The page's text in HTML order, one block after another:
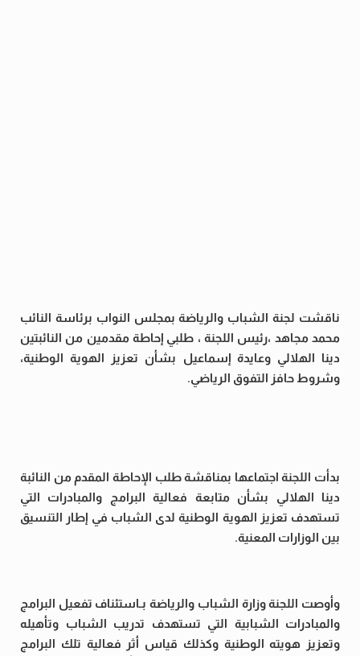
ناقشت لجنة الشباب والرياضة بمجلس النواب برئاسة النائب
محمد مجاهد ،رئيس اللجنة ، طلبي إحاطة مقدمين من النائبتين
دينا الهلالي وعايدة إسماعيل بشأن تعزيز الهوية الوطنية،
وشروط حافز التفوق الرياضي.
بدأت اللجنة اجتماعها بمناقشة طلب الإحاطة المقدم من النائبة
دينا الهلالي بشأن متابعة فعالية البرامج والمبادرات التي
تستهدف تعزيز الهوية الوطنية لدى الشباب في إطار التنسيق
بين الوزارات المعنية.
وأوصت اللجنة وزارة الشباب والرياضة بـاستئناف تفعيل البرامج
والمبادرات الشبابية التي تستهدف تدريب الشباب وتأهيله
وتعزيز هويته الوطنية وكذلك قياس أثر فعالية تلك البرامج